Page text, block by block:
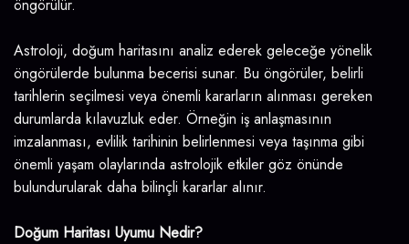
öngörülür.
Astroloji, doğum haritasını analiz ederek geleceğe yönelik
öngörülerde bulunma becerisi sunar. Bu öngörüler, belirli
tarihlerin seçilmesi veya önemli kararların alınması gereken
durumlarda kılavuzluk eder. Örneğin iş anlaşmasının
imzalanması, evlilik tarihinin belirlenmesi veya taşınma gibi
önemli yaşam olaylarında astrolojik etkiler göz önünde
bulundurularak daha bilinçli kararlar alınır.
Doğum Haritası Uyumu Nedir?